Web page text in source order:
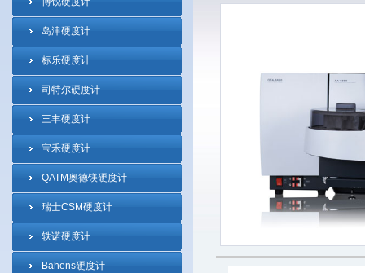
岛津硬度计
标乐硬度计
司特尔硬度计
三丰硬度计
宝禾硬度计
QATM奥德镁硬度计
瑞士CSM硬度计
轶诺硬度计
Bahens硬度计